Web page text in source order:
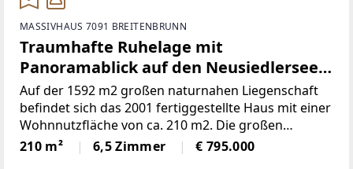
MASSIVHAUS 7091 BREITENBRUNN
Traumhafte Ruhelage mit
Panoramablick auf den Neusiedlersee
(Provisionsfrei)
Auf der 1592 m2 großen naturnahen Liegenschaft
befindet sich das 2001 fertiggestellte Haus mit einer
Wohnnutzfläche von ca. 210 m2. Die großen
Fensterspenden viel Tageslicht und ermöglichen auf
mehreren Ebenen einenaußergewöhnlichen Blick
210 m² 6,5 Zimmer € 795.000